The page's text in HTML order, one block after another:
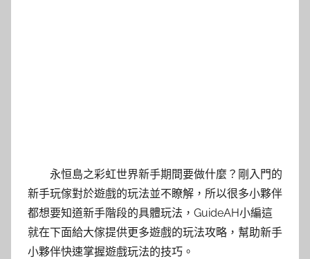
永恒島之彩虹世界新手期間要做什麼？剛入門的
新手玩傢對於遊戲的玩法並不瞭解，所以很多小夥伴
都想要知道新手階段的具體玩法，GuideAH小編這
就在下面給大傢提供更多遊戲的玩法攻略，幫助新手
小夥伴快速掌握遊戲玩法的技巧。